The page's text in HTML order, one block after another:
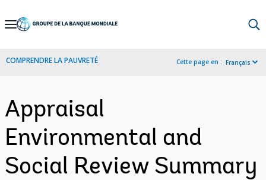
Skip
Navigation
COMPRENDRE LA PAUVRETÉ Cette page en : Français
Appraisal
Environmental and
Social Review Summary